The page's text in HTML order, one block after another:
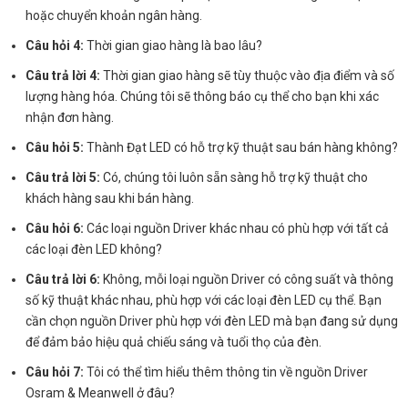
hoặc chuyển khoản ngân hàng.
Câu hỏi 4: Thời gian giao hàng là bao lâu?
Câu trả lời 4: Thời gian giao hàng sẽ tùy thuộc vào địa điểm và số
lượng hàng hóa. Chúng tôi sẽ thông báo cụ thể cho bạn khi xác
nhận đơn hàng.
Câu hỏi 5: Thành Đạt LED có hỗ trợ kỹ thuật sau bán hàng không?
Câu trả lời 5: Có, chúng tôi luôn sẵn sàng hỗ trợ kỹ thuật cho
khách hàng sau khi bán hàng.
Câu hỏi 6: Các loại nguồn Driver khác nhau có phù hợp với tất cả
các loại đèn LED không?
Câu trả lời 6: Không, mỗi loại nguồn Driver có công suất và thông
số kỹ thuật khác nhau, phù hợp với các loại đèn LED cụ thể. Bạn
cần chọn nguồn Driver phù hợp với đèn LED mà bạn đang sử dụng
để đảm bảo hiệu quả chiếu sáng và tuổi thọ của đèn.
Câu hỏi 7: Tôi có thể tìm hiểu thêm thông tin về nguồn Driver
Osram & Meanwell ở đâu?